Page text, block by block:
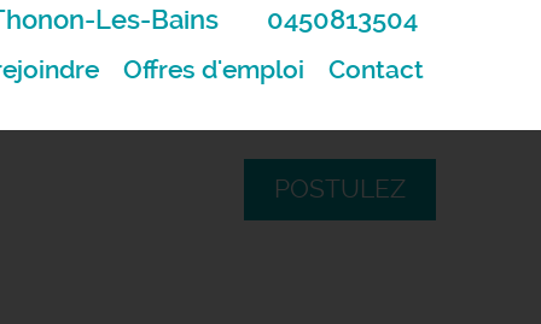
Les-Bains 0450813504
Offres d'emploi Contact
POSTULEZ